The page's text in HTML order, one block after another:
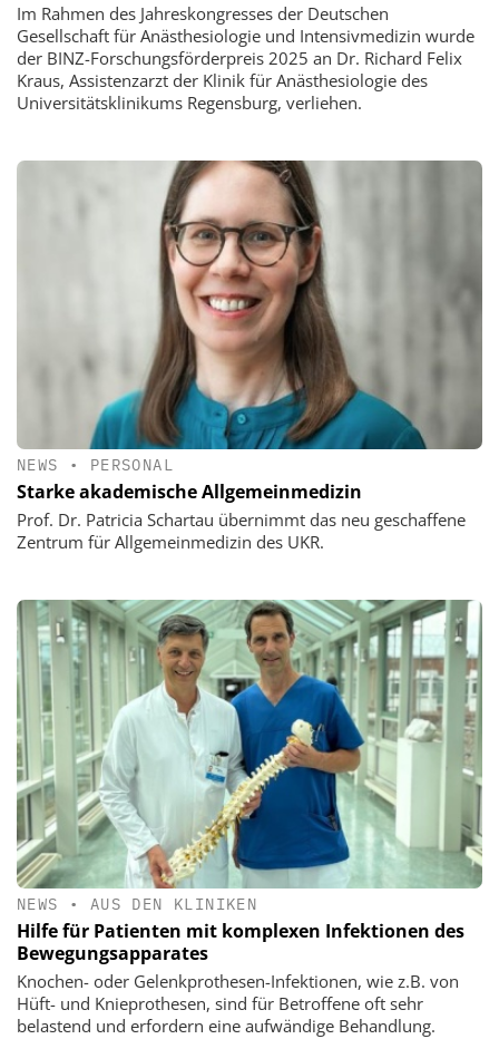
Im Rahmen des Jahreskongresses der Deutschen
Gesellschaft für Anästhesiologie und Intensivmedizin wurde
der BINZ-Forschungsförderpreis 2025 an Dr. Richard Felix
Kraus, Assistenzarzt der Klinik für Anästhesiologie des
Universitätsklinikums Regensburg, verliehen.
NEWS • PERSONAL
Starke akademische Allgemeinmedizin
Prof. Dr. Patricia Schartau übernimmt das neu geschaffene
Zentrum für Allgemeinmedizin des UKR.
NEWS • AUS DEN KLINIKEN
Hilfe für Patienten mit komplexen Infektionen des
Bewegungsapparates
Knochen- oder Gelenkprothesen-Infektionen, wie z.B. von
Hüft- und Knieprothesen, sind für Betroffene oft sehr
belastend und erfordern eine aufwändige Behandlung.